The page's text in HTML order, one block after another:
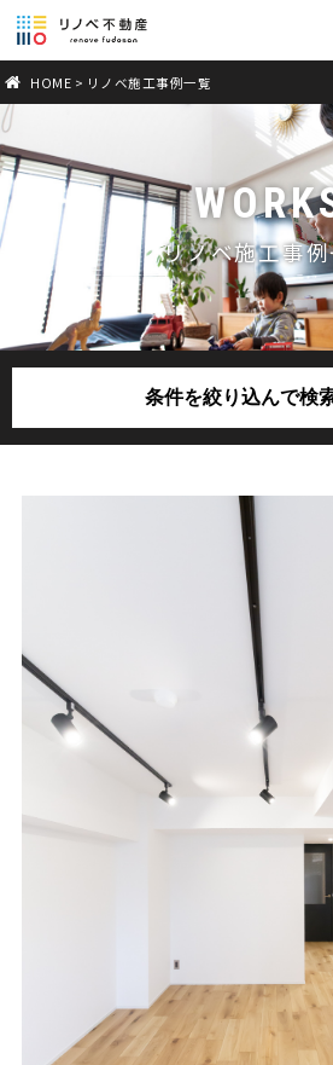
HOME > リノベ施工事例一覧
リノベ施工事
条件を絞り込んで検